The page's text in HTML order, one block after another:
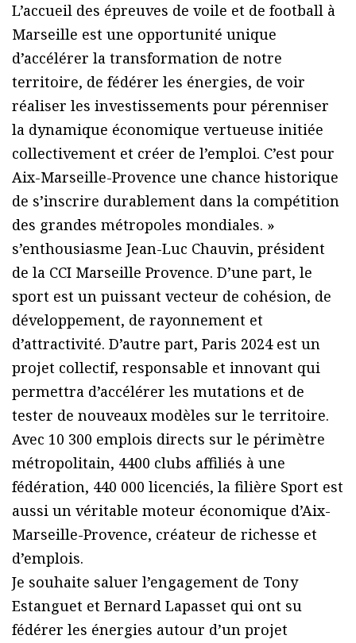
L’accueil des épreuves de voile et de football à
Marseille est une opportunité unique
d’accélérer la transformation de notre
territoire, de fédérer les énergies, de voir
réaliser les investissements pour pérenniser
la dynamique économique vertueuse initiée
collectivement et créer de l’emploi. C’est pour
Aix-Marseille-Provence une chance historique
de s’inscrire durablement dans la compétition
des grandes métropoles mondiales. »
s’enthousiasme Jean-Luc Chauvin, président
de la CCI Marseille Provence. D’une part, le
sport est un puissant vecteur de cohésion, de
développement, de rayonnement et
d’attractivité. D’autre part, Paris 2024 est un
projet collectif, responsable et innovant qui
permettra d’accélérer les mutations et de
tester de nouveaux modèles sur le territoire.
Avec 10 300 emplois directs sur le périmètre
métropolitain, 4400 clubs affiliés à une
fédération, 440 000 licenciés, la filière Sport est
aussi un véritable moteur économique d’Aix-
Marseille-Provence, créateur de richesse et
d’emplois.
Je souhaite saluer l’engagement de Tony
Estanguet et Bernard Lapasset qui ont su
fédérer les énergies autour d’un projet